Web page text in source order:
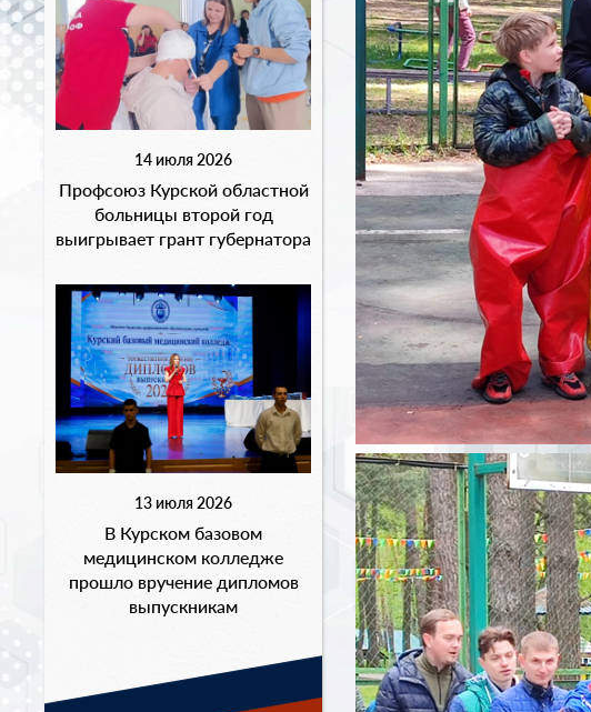
14 июля 2026
Профсоюз Курской областной
больницы второй год
выигрывает грант губернатора
13 июля 2026
В Курском базовом
медицинском колледже
прошло вручение дипломов
выпускникам